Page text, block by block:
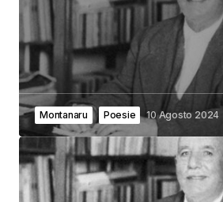
Montanaru Poesie 10 Agosto 2024